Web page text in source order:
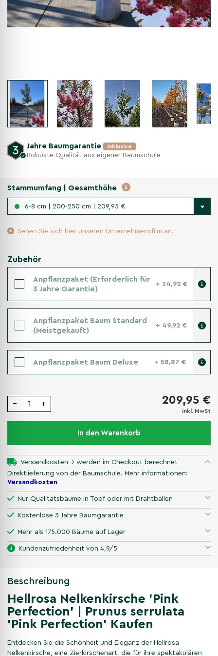
Jahre Baumgarantie inklusive
Robuste Qualität aus eigener Baumschule
Stammumfang | Gesamthöhe
6-8 cm | 200-250 cm | 209,95 €
Sehen Sie sich hier unseren Unternehmensfilm an.
Zubehör
Anpflanzpaket (Erforderlich für
3 Jahre Garantie)
+ 34,92 €
Anpflanzpaket Baum Standard
(Meistgekauft)
+ 49,92 €
Anpflanzpaket Baum Deluxe + 58,87 €
− + 209,95 €
inkl. MwSt
In den Warenkorb
Versandkosten → werden im Checkout berechnet
Direktlieferung von der Baumschule. Mehr informationen:
Versandkosten
Nur Qualitätsbäume in Topf oder mit Drahtballen
Kostenlose 3 Jahre Baumgarantie
Mehr als 175.000 Bäume auf Lager
Kundenzufriedenheit von 4,9/5
Beschreibung
Hellrosa Nelkenkirsche 'Pink
Perfection' | Prunus serrulata
'Pink Perfection' Kaufen
Entdecken Sie die Schönheit und Eleganz der Hellrosa
Nelkenkirsche, eine Zierkirschenart, die für ihre spektakulären